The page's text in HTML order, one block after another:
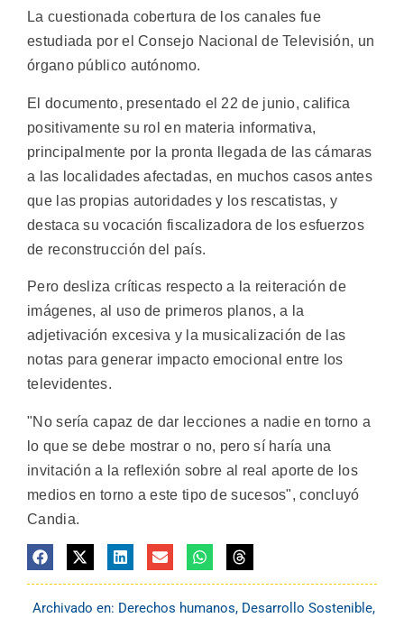
La cuestionada cobertura de los canales fue
estudiada por el Consejo Nacional de Televisión, un
órgano público autónomo.
El documento, presentado el 22 de junio, califica
positivamente su rol en materia informativa,
principalmente por la pronta llegada de las cámaras
a las localidades afectadas, en muchos casos antes
que las propias autoridades y los rescatistas, y
destaca su vocación fiscalizadora de los esfuerzos
de reconstrucción del país.
Pero desliza críticas respecto a la reiteración de
imágenes, al uso de primeros planos, a la
adjetivación excesiva y la musicalización de las
notas para generar impacto emocional entre los
televidentes.
"No sería capaz de dar lecciones a nadie en torno a
lo que se debe mostrar o no, pero sí haría una
invitación a la reflexión sobre al real aporte de los
medios en torno a este tipo de sucesos", concluyó
Candia.
Archivado en: Derechos humanos, Desarrollo Sostenible,